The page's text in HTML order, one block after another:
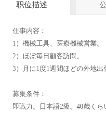
职位描述
仕事内容：
1）機械工具、医療機械営業。
2）ほぼ毎日顧客訪問。
3）月に1度1週間ほどの外地出
募集条件：
即戦力。日本語2級。40歳くら